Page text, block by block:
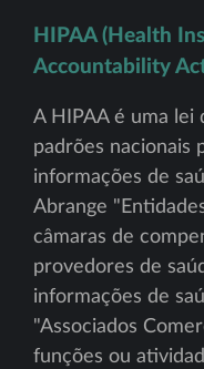
HIPAA (Health
Accountability
A HIPAA é uma lei
padrões nacionais
informações de
Abrange
câmaras de
provedores de
informações de
"Associados
funções ou